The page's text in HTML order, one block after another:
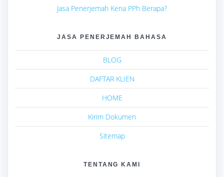
Jasa Penerjemah Kena PPh Berapa?
JASA PENERJEMAH BAHASA
BLOG
DAFTAR KLIEN
HOME
Kirim Dokumen
Sitemap
TENTANG KAMI